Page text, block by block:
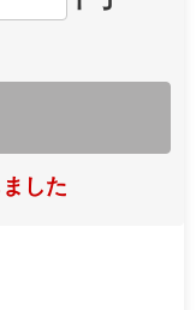
した